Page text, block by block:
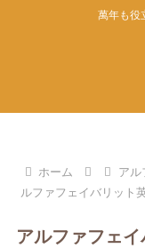
萬年も役
ホーム アル
ルファフェイバリット
アルファフェ